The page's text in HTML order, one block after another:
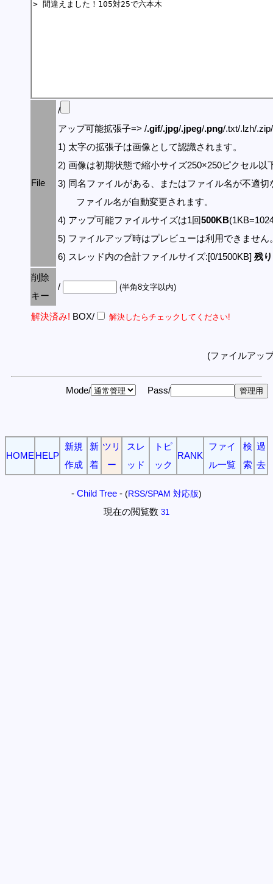
File
/
アップ可能拡張子=> /.gif/.jpg/.jpeg/.png/.txt/.lzh/
1) 太字の拡張子は画像として認識されます。
2) 画像は初期状態で縮小サイズ250×250ピクセル以
3) 同名ファイルがある、またはファイル名が不適切
ファイル名が自動変更されます。
4) アップ可能ファイルサイズは1回500KB
5) ファイルアップ時はプレビューは利用できません
6) スレッド内の合計ファイルサイズ:[0/1500KB] 残
削除
キー
/ (半角8文字以内)
解決済み! BOX/ 解決したらチェックしてください!
(ファイルアッ
Mode/ Pass/
HOME HELP
新規
作成
新
着
ツリ
ー
スレ
ッド
トピ
ック
RANK
ファイ
ル一覧
検
索
過
去
- Child Tree - (RSS/SPAM 対応版)
現在の閲覧数 31